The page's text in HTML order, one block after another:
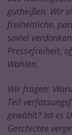
gutheißen. Wir
freiheitliche,
soviel
Pressefreiheit,
Wahlen.
Wir fragen:
Teil
gewählt? Ist es
Geschichte